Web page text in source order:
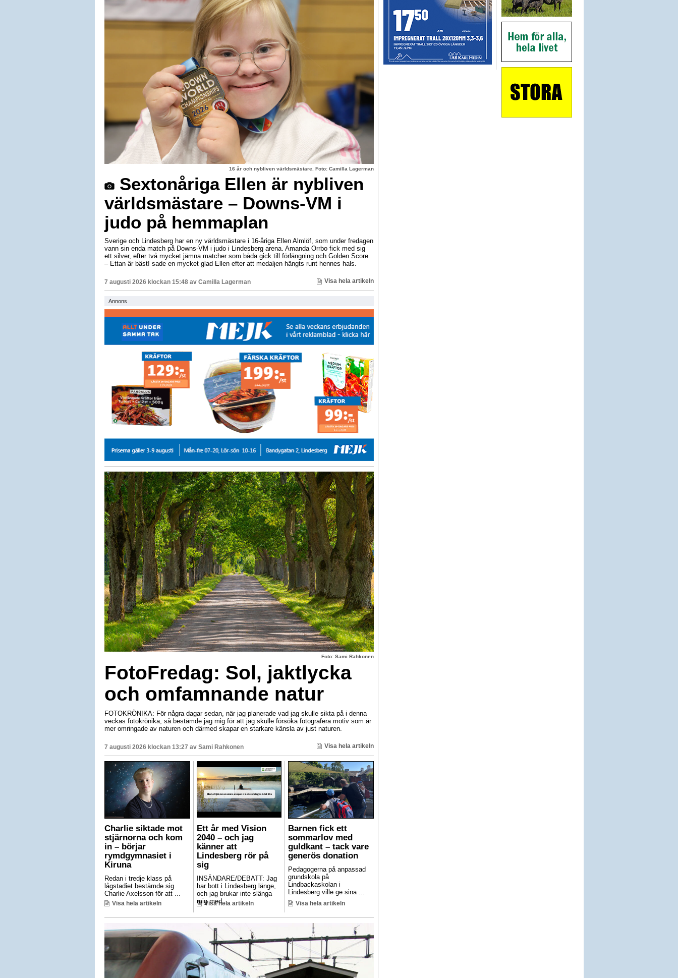
16 år och nybliven världsmästare. Foto: Camilla Lagerman
Sextonåriga Ellen är nybliven
världsmästare – Downs-VM i
judo på hemmaplan
Sverige och Lindesberg har en ny världsmästare i 16-åriga Ellen Almlöf, som under fredagen
vann sin enda match på Downs-VM i judo i Lindesberg arena. Amanda Orrbo fick med sig
ett silver, efter två mycket jämna matcher som båda gick till förlängning och Golden Score.
– Ettan är bäst! sade en mycket glad Ellen efter att medaljen hängts runt hennes hals.
7 augusti 2026 klockan 15:48 av Camilla Lagerman Visa hela artikeln
Annons
Foto: Sami Rahkonen
FotoFredag: Sol, jaktlycka
och omfamnande natur
FOTOKRÖNIKA: För några dagar sedan, när jag planerade vad jag skulle sikta på i denna
veckas fotokrönika, så bestämde jag mig för att jag skulle försöka fotografera motiv som är
mer omringade av naturen och därmed skapar en starkare känsla av just naturen.
7 augusti 2026 klockan 13:27 av Sami Rahkonen Visa hela artikeln
Charlie siktade mot
stjärnorna och kom
in – börjar
rymdgymnasiet i
Kiruna
Redan i tredje klass på
lågstadiet bestämde sig
Charlie Axelsson för att ...
Visa hela artikeln
Ett år med Vision
2040 – och jag
känner att
Lindesberg rör på
sig
INSÄNDARE/DEBATT: Jag
har bott i Lindesberg länge,
och jag brukar inte slänga
mig med ...
Visa hela artikeln
Barnen fick ett
sommarlov med
guldkant – tack vare
generös donation
Pedagogerna på anpassad
grundskola på
Lindbackaskolan i
Lindesberg ville ge sina ...
Visa hela artikeln